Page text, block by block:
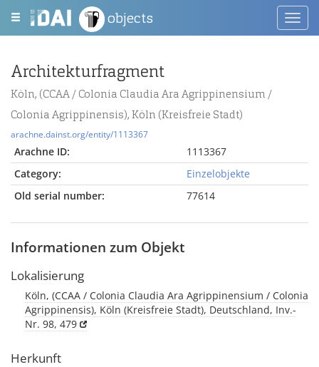
objects
Architekturfragment
Köln, (CCAA / Colonia Claudia Ara Agrippinensium /
Colonia Agrippinensis), Köln (Kreisfreie Stadt)
arachne.dainst.org/entity/1113367
Arachne ID:
1113367
Category:
Einzelobjekte
Old serial number:
77614
Informationen zum Objekt
Lokalisierung
Köln, (CCAA / Colonia Claudia Ara Agrippinensium / Colonia
Agrippinensis), Köln (Kreisfreie Stadt), Deutschland, Inv.-
Nr. 98, 479
Herkunft